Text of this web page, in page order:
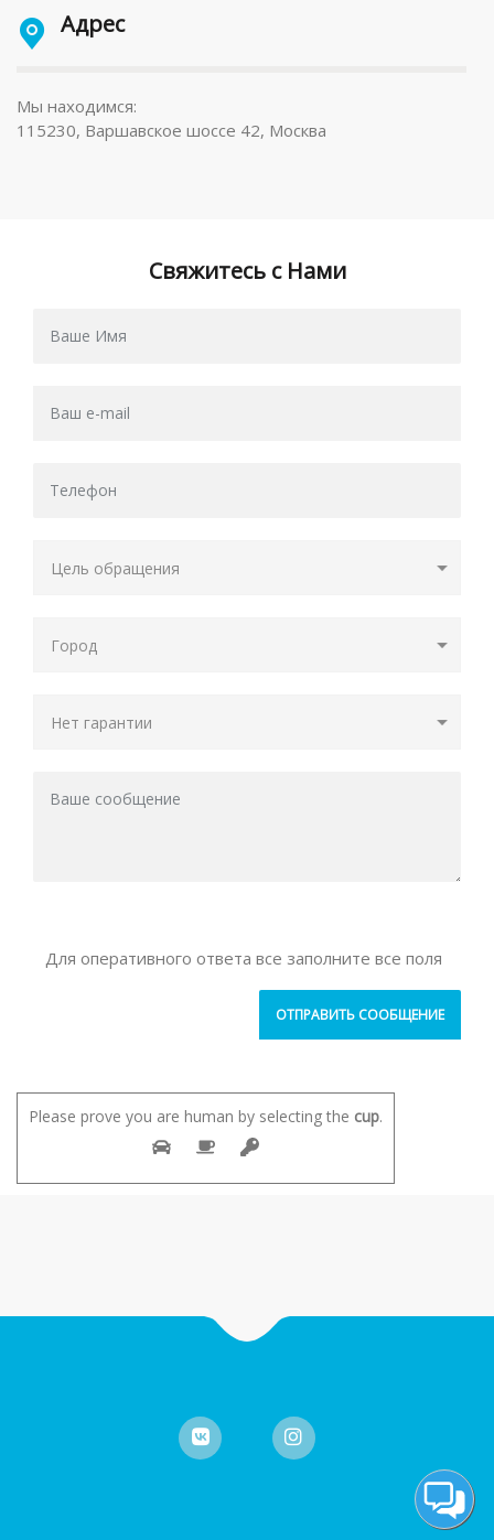
Адрес
Мы находимся:
115230, Варшавское шоссе 42, Москва
Свяжитесь с Нами
Для оперативного ответа все заполните все поля
Please prove you are human by selecting the cup.